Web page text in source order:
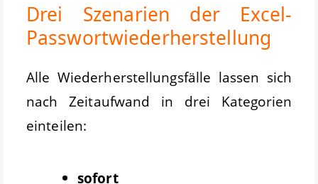
Drei Szenarien der Excel-
Passwortwiederherstellung
Alle Wiederherstellungsfälle lassen sich
nach Zeitaufwand in drei Kategorien
einteilen:
sofort